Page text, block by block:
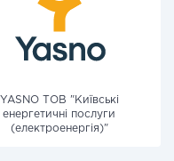
YASNO ТОВ "Київські
енергетичні послуги
(електроенергія)"